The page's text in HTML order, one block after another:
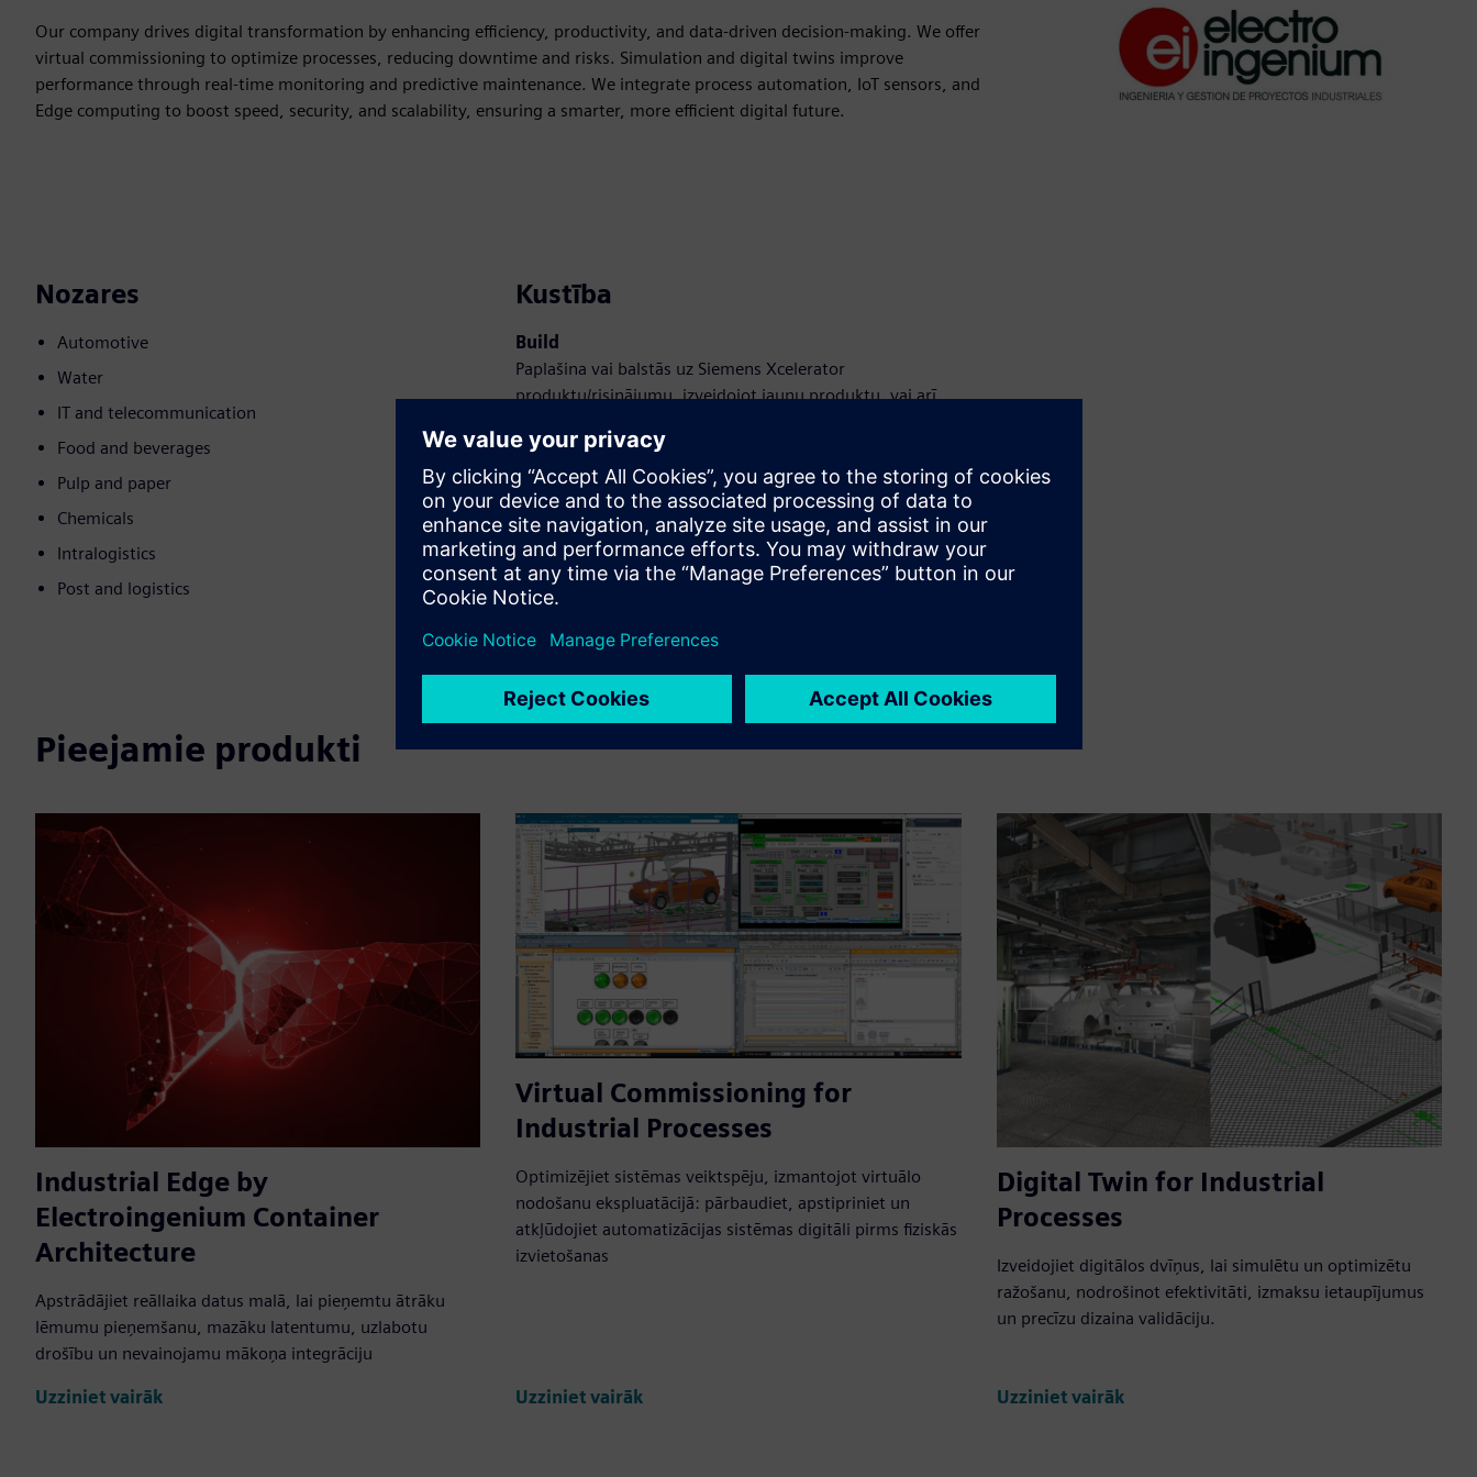
Our company drives digital transformation by enhancing efficiency, productivity, and data-driven decision-making. We offer
virtual commissioning to optimize processes, reducing downtime and risks. Simulation and digital twins improve
performance through real-time monitoring and predictive maintenance. We integrate process automation, IoT sensors, and
Edge computing to boost speed, security, and scalability, ensuring a smarter, more efficient digital future.
Nozares
Automotive
Water
IT and telecommunication
Food and beverages
Pulp and paper
Chemicals
Intralogistics
Post and logistics
Kustība
Build
Paplašina vai balstās uz Siemens Xcelerator
produktu/risinājumu, izveidojot jaunu produktu, vai arī
Xcelerator produktu ar savu produktu.
Service
Nodrošina pakalpojumu Siemens Xcelerator produktam/
risinājumam, kas palīdz klientam to ieviest, integrēt,
darbināt vai uzturēt
Pieejamie produkti
Industrial Edge by
Electroingenium Container
Architecture
Apstrādājiet reāllaika datus malā, lai pieņemtu ātrāku
lēmumu pieņemšanu, mazāku latentumu, uzlabotu
drošību un nevainojamu mākoņa integrāciju
Uzziniet vairāk
Virtual Commissioning for
Industrial Processes
Optimizējiet sistēmas veiktspēju, izmantojot virtuālo
nodošanu ekspluatācijā: pārbaudiet, apstipriniet un
atkļūdojiet automatizācijas sistēmas digitāli pirms fiziskās
izvietošanas
Uzziniet vairāk
Digital Twin for Industrial
Processes
Izveidojiet digitālos dvīņus, lai simulētu un optimizētu
ražošanu, nodrošinot efektivitāti, izmaksu ietaupījumus
un precīzu dizaina validāciju.
Uzziniet vairāk